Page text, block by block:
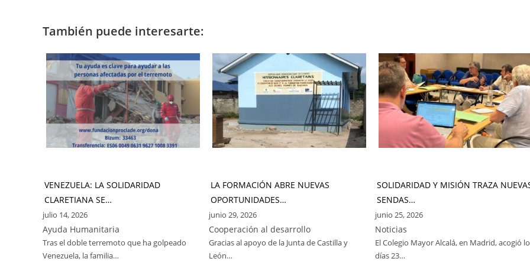
También puede interesarte:
VENEZUELA: LA SOLIDARIDAD
CLARETIANA SE…
julio 14, 2026
Ayuda Humanitaria
Tras el doble terremoto que ha golpeado
Venezuela, la familia…
LA FORMACIÓN ABRE NUEVAS
OPORTUNIDADES…
junio 29, 2026
Cooperación al desarrollo
Gracias al apoyo de la Junta de Castilla y
León…
SOLIDARIDAD Y MISIÓN TRAZA
SENDAS…
junio 25, 2026
Noticias
El Colegio Mayor Alcalá, en Madrid, acogió
días 23…